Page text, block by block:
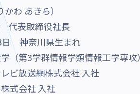
わ あきら）
代表取締役社長
日 神奈川県生まれ
（第3学群情報学類情報工学専攻
ビ放送網株式会社 入社
式会社 入社